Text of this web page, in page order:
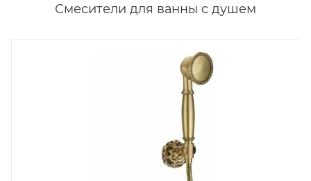
Смесители для ванны с душем